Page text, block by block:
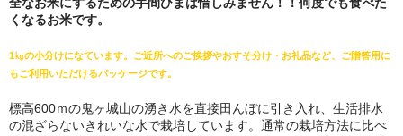
全なお米にするための手間ひまは惜しみません！！何度でも食べた
くなるお米です。
1㎏の小分けになています。ご近所へのご挨拶やおすそ分け・お礼品など、ご贈答用に
もご利用いただけるパッケージです。
標高600ｍの鬼ヶ城山の湧き水を直接田んぼに引き入れ、生活排水
の混ざらないきれいな水で栽培しています。通常の栽培方法に比べ